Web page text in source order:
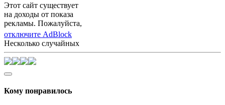
Этот сайт существует
на доходы от показа
рекламы. Пожалуйста,
отключите AdBlock
Несколько случайных
Кому понравилось